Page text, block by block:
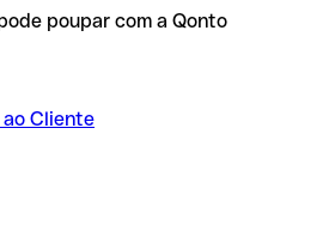
poupar com a Qonto
ao Cliente